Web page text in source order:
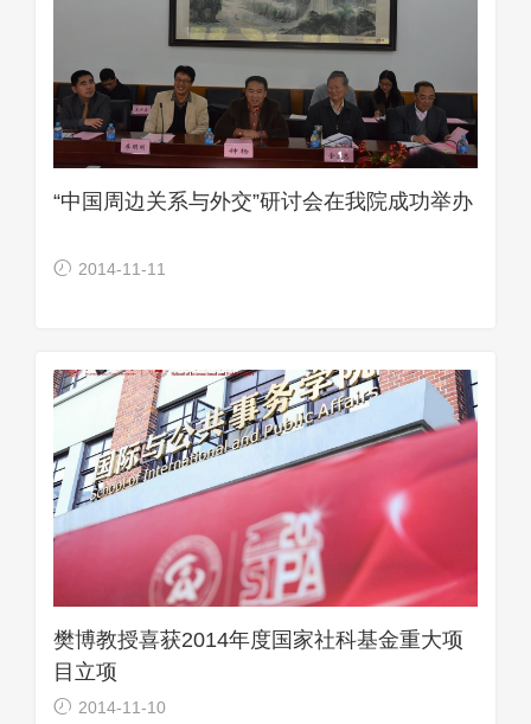
“中国周边关系与外交”研讨会在我院成功举办
2014-11-11
樊博教授喜获2014年度国家社科基金重大项
目立项
2014-11-10